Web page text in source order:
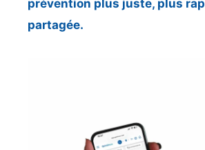
prévention plus juste, plus
partagée.